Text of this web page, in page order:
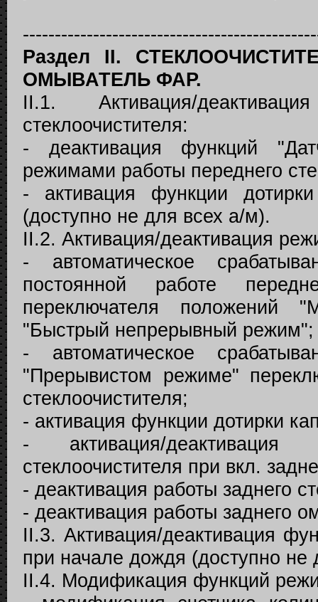
Раздел II.
ОМЫВАТЕЛЬ ФАР.
II.1. Активация/
стеклоочистителя:
- деактивация функций
режимами работы переднего
- активация функции дотирки
(доступно не для всех а/м).
II.2. Активация/деактивация
- автоматическое
постоянной работе
переключателя положений
"Быстрый непрерывный режим";
- автоматическое
"Прерывистом режиме"
стеклоочистителя;
- активация функции дотирки
- активация/деактивация
стеклоочистителя при вкл.
- деактивация работы заднего
- деактивация работы заднего
II.3. Активация/деактивация
при начале дождя (доступно не
II.4. Модификация функций